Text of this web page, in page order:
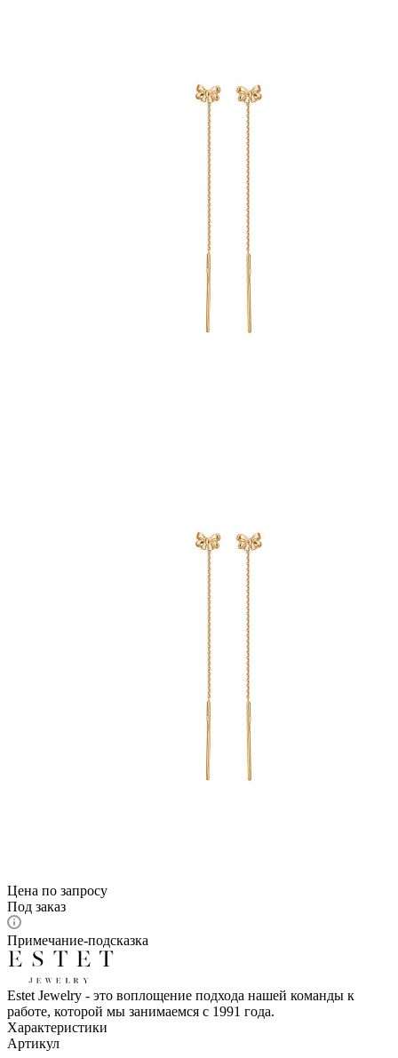
Цена по запросу
Под заказ
Примечание-подсказка
Estet Jewelry - это воплощение подхода нашей команды к
работе, которой мы занимаемся с 1991 года.
Характеристики
Артикул